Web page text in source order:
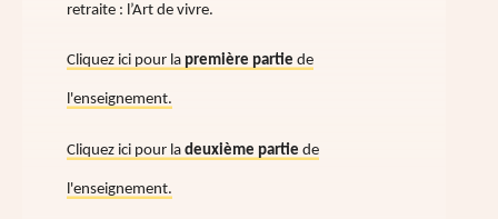
retraite : l’Art de vivre.
Cliquez ici pour la première partie de
l'enseignement.
Cliquez ici pour la deuxième partie de
l'enseignement.